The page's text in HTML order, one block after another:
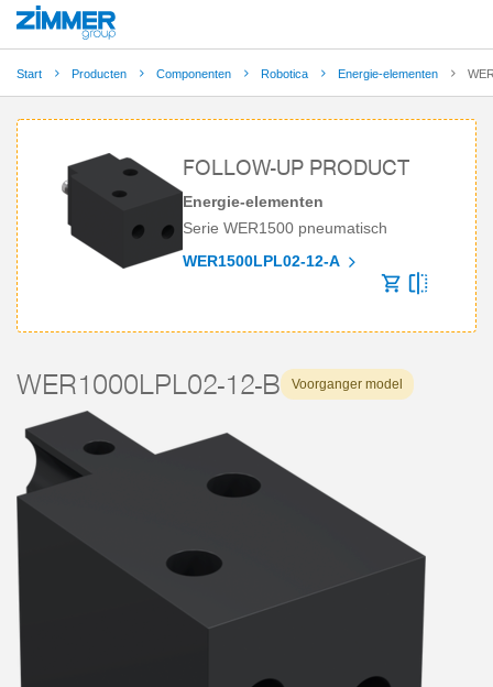
Start Producten Componenten Robotica Energie-elementen
FOLLOW-UP PRODUCT
Energie-elementen
Serie WER1500 pneumatisch
WER1500LPL02-12-A
WER1000LPL02-12-B Voorganger model